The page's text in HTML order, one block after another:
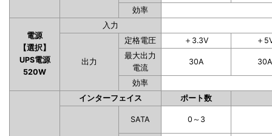
効率
電源
【選択】
UPS電源
520W
入力
出力
定格電圧 ＋3.3V
＋
最大出力
電流
30A 30A
効率
インターフェイス ポート数
SATA 0～3